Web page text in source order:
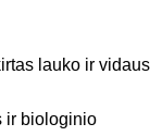
lauko ir vidaus
ir biologinio